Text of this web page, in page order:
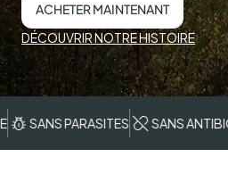
ACHETER MAINTENANT
DÉCOUVRIR NOTRE HISTOIRE
PARASITES SANS ANTIBIOTIQUES